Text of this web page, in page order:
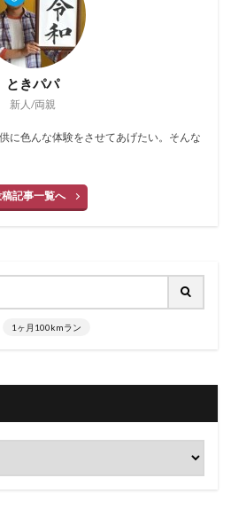
ときパパ
新人/両親
に色んな体験をさせてあげたい。そんな
記事一覧へ
1ヶ月100kmラン